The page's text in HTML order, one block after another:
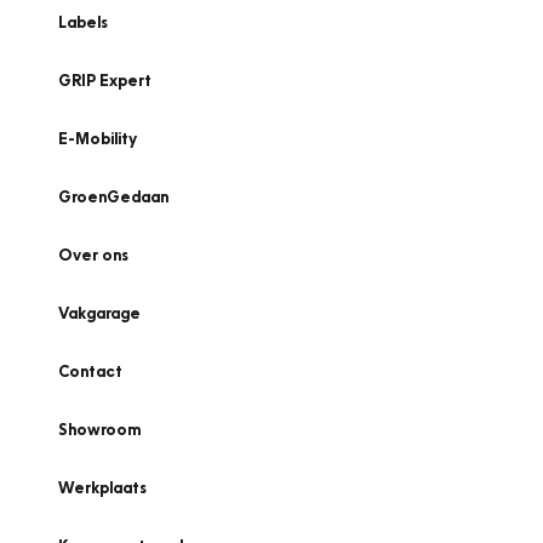
Labels
GRIP Expert
E-Mobility
GroenGedaan
Over ons
Vakgarage
Contact
Showroom
Werkplaats